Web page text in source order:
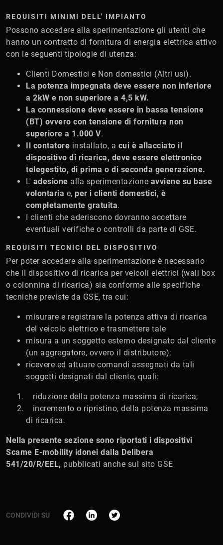
REQUISITI MINIMI DELL' IMPIANTO
Possono accedere alla sperimentazione gli utenti che
hanno un contratto di fornitura di energia elettrica attivo
con le seguenti tipologie di utenza:
Clienti Domestici e Non domestici (Altri usi).
La potenza impegnata deve essere non inferiore
a 2kW e non superiore a 4,5 kW.
La connessione deve essere in bassa tensione
(BT) ovvero con tensione di fornitura non
superiore a 1.000 V.
Il contatore installato, a cui è allacciato il
dispositivo di ricarica, deve essere elettronico
telegestito, di prima o di seconda generazione.
L' adesione alla sperimentazione avviene su base
volontaria e, per i clienti domestici, è
completamente gratuita.
I clienti che aderiscono dovranno accettare
eventuali verifiche o controlli da parte di GSE.
REQUISITI TECNICI DEL DISPOSITIVO
Per poter accedere alla sperimentazione è necessario
che il dispositivo di ricarica per veicoli elettrici (wall box
o colonnina di ricarica) sia conforme alle specifiche
tecniche previste da GSE, tra cui:
misurare e registrare la potenza attiva di ricarica
del veicolo elettrico e trasmettere tale
misura a un soggetto esterno designato dal cliente
(un aggregatore, ovvero il distributore);
ricevere ed attuare comandi assegnati da tali
soggetti designati dal cliente, quali:
riduzione della potenza massima di ricarica;
incremento o ripristino, della potenza massima
di ricarica.
Nella presente sezione sono riportati i dispositivi
Scame E-mobility idonei dalla Delibera
541/20/R/EEL, pubblicati anche sul sito GSE
CONDIVIDI SU